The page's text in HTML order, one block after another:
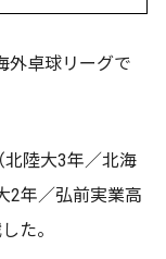
外卓球リーグで
北陸大3年／北海
2年／弘前実業高
た。